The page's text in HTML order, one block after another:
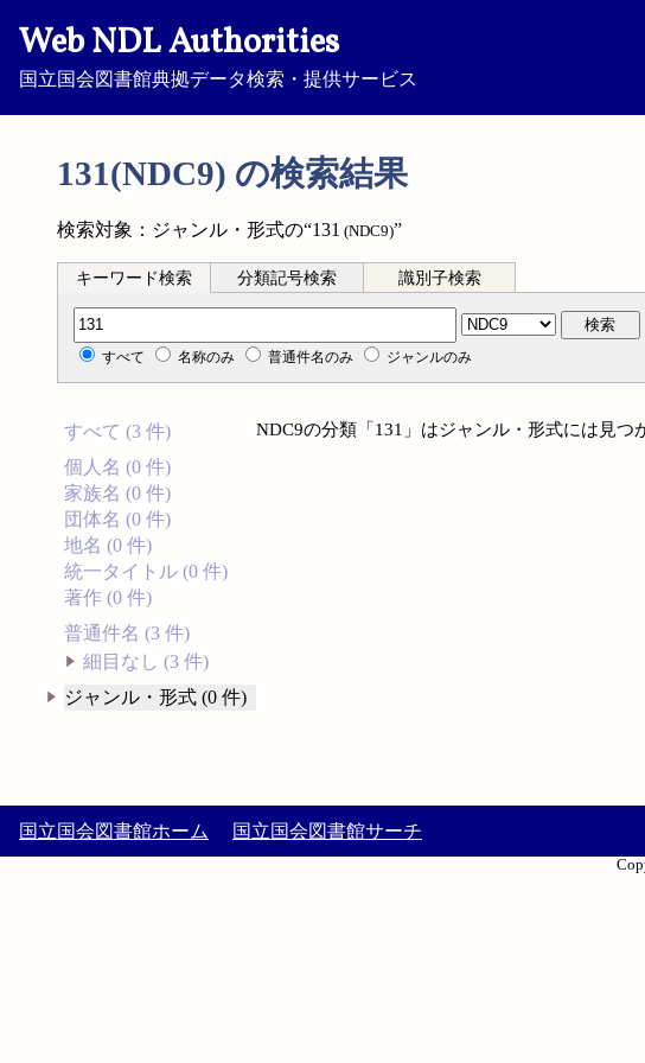
Web NDL Authorities
国立国会図書館典拠データ検索・提供サービス
131(NDC9) の検索結果
検索対象：ジャンル・形式の“131 (NDC9)”
キーワード検索 分類記号検索 識別子検索
分類記号検索 検索
すべて 名称のみ 普通件名のみ ジャンルのみ
すべて (3 件)
個人名 (0 件)
家族名 (0 件)
団体名 (0 件)
地名 (0 件)
統一タイトル (0 件)
著作 (0 件)
普通件名 (3 件)
細目なし (3 件)
ジャンル・形式 (0 件)
NDC9の分類「131」はジャンル・形式には見つ
国立国会図書館ホーム 国立国会図書館サーチ